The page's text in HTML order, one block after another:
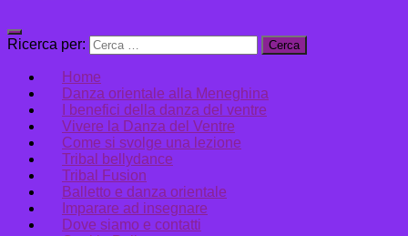
Ricerca per:
Home
Danza orientale alla Meneghina
I benefici della danza del ventre
Vivere la Danza del Ventre
Come si svolge una lezione
Tribal bellydance
Tribal Fusion
Balletto e danza orientale
Imparare ad insegnare
Dove siamo e contatti